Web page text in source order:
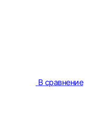
В сравнение